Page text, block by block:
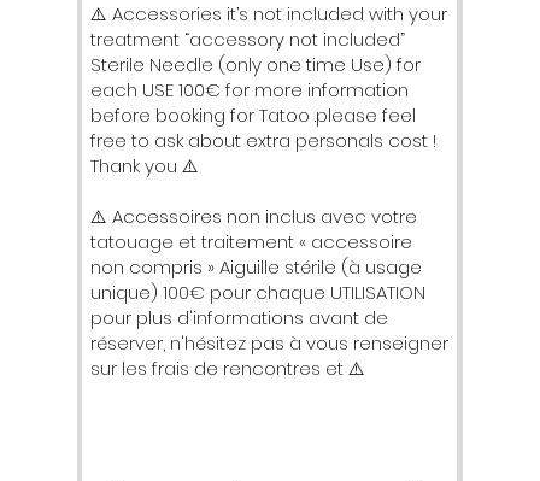
⚠️ Accessories it’s not included with your
treatment “accessory not included”
Sterile Needle (only one time Use) for
each USE 100€ for more information
before booking for Tatoo .please feel
free to ask about extra personals cost !
Thank you ⚠️
⚠️ Accessoires non inclus avec votre
tatouage et traitement « accessoire
non compris » Aiguille stérile (à usage
unique) 100€ pour chaque UTILISATION
pour plus d'informations avant de
réserver, n'hésitez pas à vous renseigner
sur les frais de rencontres et ⚠️